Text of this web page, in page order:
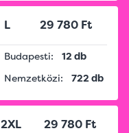
L 29 780 Ft
Budapesti: 12 db
Nemzetközi: 722 db
2XL 29 780 Ft